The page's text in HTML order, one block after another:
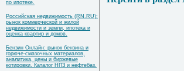
по ипотеке.
Российская недвижимость (RN.RU):
рынок коммерческой и жилой
недвижимости и земли, ипотека и
оценка квартир и домов.
Бензин Онлайн: рынок бензина и
горюче-смазочных материалов,
аналитика, цены и биржевые
котировки. Каталог НПЗ и нефтебаз.